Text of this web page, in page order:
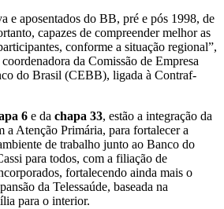
e aposentados do BB, pré e pós 1998, de
capazes de compreender melhor as
conforme a situação regional”,
da Comissão de Empresa
do Brasil (CEBB), ligada à Contraf-
6 e da chapa 33, estão a integração da
a Atenção Primária, para fortalecer a
de trabalho junto ao Banco do
para todos, com a filiação de
fortalecendo ainda mais o
da Telessaúde, baseada na
para o interior.